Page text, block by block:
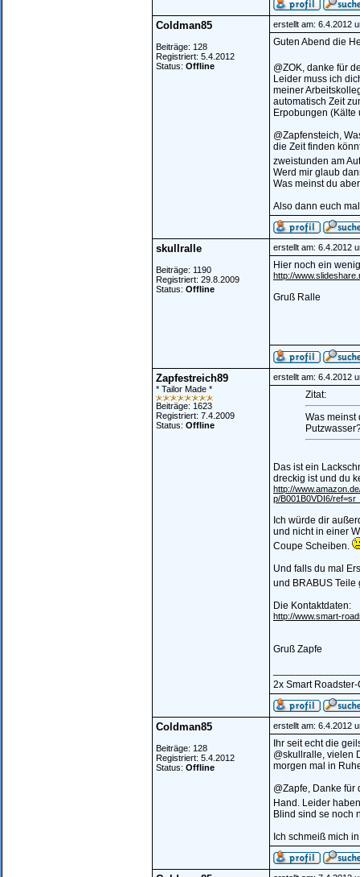
Coldman85
Beiträge: 128
Registriert: 5.4.2012
Status: Offline
erstellt am: 6.4.2012
Guten Abend die
@ZOK, danke für
Leider muss ich
meiner
automatisch Zeit
Erpobungen (Kälte
@Zapfensteich,
die Zeit finden
zweistunden am
Werd mir glaub
Was meinst du
Also dann euch
skullralle
Beiträge: 1190
Registriert: 29.8.2009
Status: Offline
erstellt am: 6.4.2012
Hier noch ein
http://
Gruß Ralle
Zapfestreich89
* Tailor Made *
Beiträge: 1623
Registriert: 7.4.2009
Status: Offline
erstellt am: 6.4.2012
Zitat:
Was meinst
Das ist ein
dreckig ist und du
http://
p/B001B0VDI6/
Ich würde dir
und nicht in einer
Coupe Scheiben.
Und falls du mal
und BRABUS
Die Kontaktdaten:
http://www.smart-
Gruß Zapfe
2x Smart
Coldman85
Beiträge: 128
Registriert: 5.4.2012
Status: Offline
erstellt am: 6.4.2012
Ihr seit echt die
@skullralle, vielen
morgen mal in
@Zapfe, Danke für
Hand. Leider
Blind sind se noch
Ich schmeiß mich